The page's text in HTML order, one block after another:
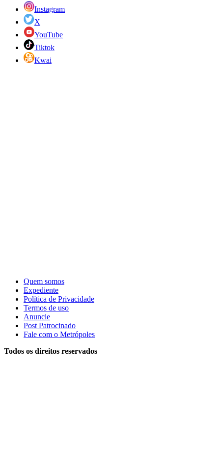
Instagram
X
YouTube
Tiktok
Kwai
Quem somos
Expediente
Política de Privacidade
Termos de uso
Anuncie
Post Patrocinado
Fale com o Metrópoles
Todos os direitos reservados